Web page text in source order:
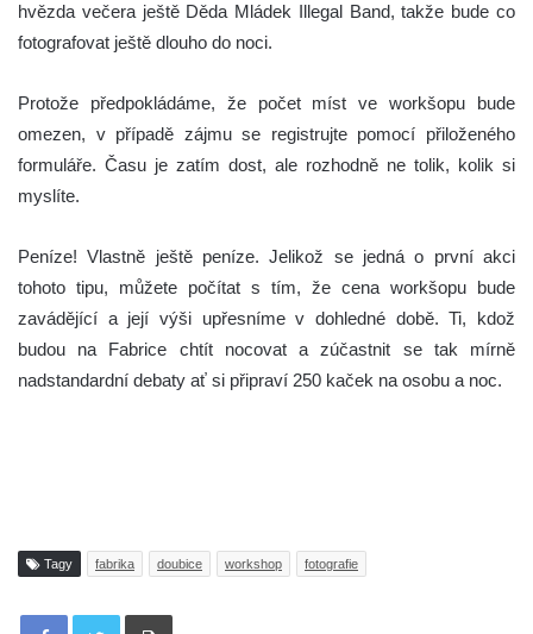
hvězda večera ještě Děda Mládek Illegal Band, takže bude co
fotografovat ještě dlouho do noci.
Protože předpokládáme, že počet míst ve workšopu bude
omezen, v případě zájmu se registrujte pomocí přiloženého
formuláře. Času je zatím dost, ale rozhodně ne tolik, kolik si
myslíte.
Peníze! Vlastně ještě peníze. Jelikož se jedná o první akci
tohoto tipu, můžete počítat s tím, že cena workšopu bude
zavádějící a její výši upřesníme v dohledné době. Ti, kdož
budou na Fabrice chtít nocovat a zúčastnit se tak mírně
nadstandardní debaty ať si připraví 250 kaček na osobu a noc.
Tagy fabrika doubice workshop fotografie
Tisknout